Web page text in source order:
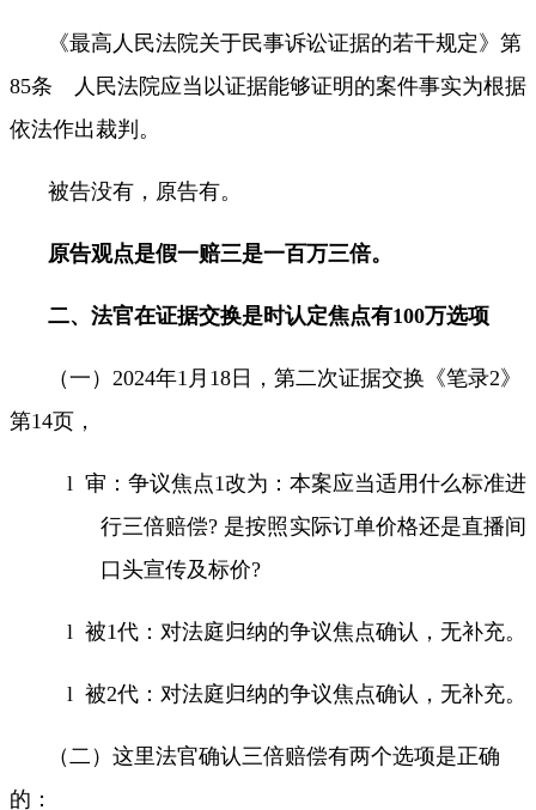
《最高人民法院关于民事诉讼证据的若干规定》第
85条 人民法院应当以证据能够证明的案件事实为根据
依法作出裁判。
被告没有，原告有。
原告观点是假一赔三是一百万三倍。
二、法官在证据交换是时认定焦点有100万选项
（一） 2024年1 月 18日，第二次证据交换《笔录2》
第14页，
l 审：争议焦点1改为：本案应当适用什么标准进
行三倍赔偿? 是按照 实际订单价格还是直播间
口头宣传及标价?
l 被1代：对法庭归纳的争议焦点确认，无补充。
l 被2代：对法庭归纳的争议焦点确认，无补充。
（二）这里法官确认三倍赔偿有两个选项是正确
的：